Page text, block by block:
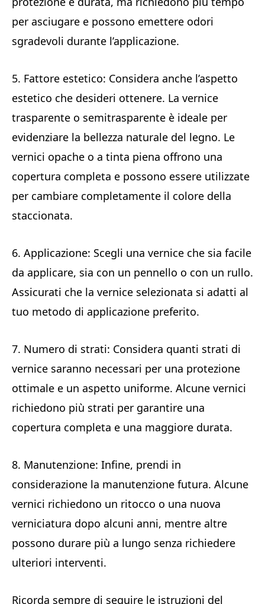
per asciugare e possono emettere odori
sgradevoli durante l’applicazione.
5. Fattore estetico: Considera anche l’aspetto
estetico che desideri ottenere. La vernice
trasparente o semitrasparente è ideale per
evidenziare la bellezza naturale del legno. Le
vernici opache o a tinta piena offrono una
copertura completa e possono essere utilizzate
per cambiare completamente il colore della
staccionata.
6. Applicazione: Scegli una vernice che sia facile
da applicare, sia con un pennello o con un rullo.
Assicurati che la vernice selezionata si adatti al
tuo metodo di applicazione preferito.
7. Numero di strati: Considera quanti strati di
vernice saranno necessari per una protezione
ottimale e un aspetto uniforme. Alcune vernici
richiedono più strati per garantire una
copertura completa e una maggiore durata.
8. Manutenzione: Infine, prendi in
considerazione la manutenzione futura. Alcune
vernici richiedono un ritocco o una nuova
verniciatura dopo alcuni anni, mentre altre
possono durare più a lungo senza richiedere
ulteriori interventi.
Ricorda sempre di seguire le istruzioni del